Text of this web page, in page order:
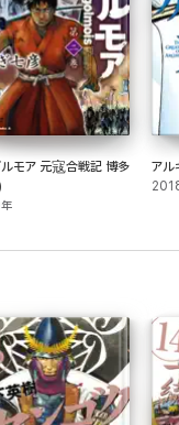
ルモア 元寇合戦記 博多
アル